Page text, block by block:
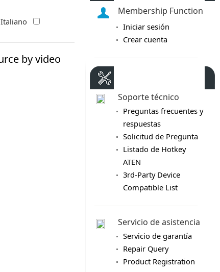
Italiano
Membership Function
Iniciar sesión
Crear cuenta
Soporte técnico
Preguntas frecuentes y
respuestas
Solicitud de Pregunta
Listado de Hotkey
ATEN
3rd-Party Device
Compatible List
Servicio de asistencia
Servicio de garantía
Repair Query
Product Registration